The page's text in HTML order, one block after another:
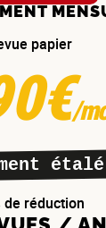
papier
/
étalé
de réduction